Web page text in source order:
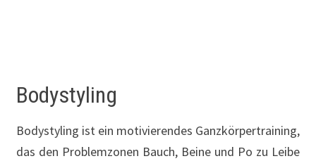
Bodystyling
Bodystyling ist ein motivierendes Ganzkörpertraining,
das den Problemzonen Bauch, Beine und Po zu Leibe